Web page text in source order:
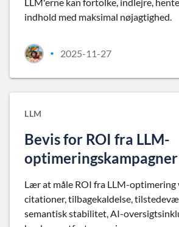
indhold med maksimal nøjagtighed.
• 2025-11-27
LLM
Bevis for ROI fra LLM-
optimeringskampagner
Lær at måle ROI fra LLM-
citationer, tilbagekaldelse,
semantisk stabilitet, AI-